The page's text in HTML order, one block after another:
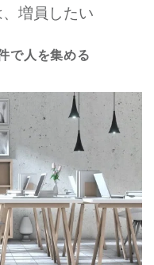
増員したい
で人を集める